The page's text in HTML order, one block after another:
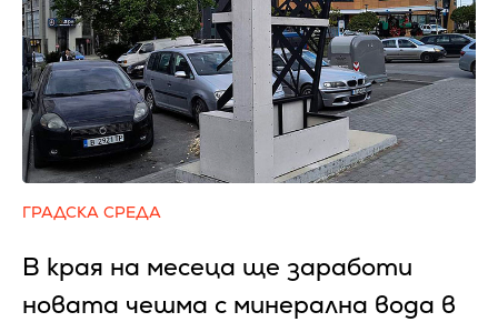
ГРАДСКА СРЕДА
В края на месеца ще заработи
новата чешма с минерална вода в